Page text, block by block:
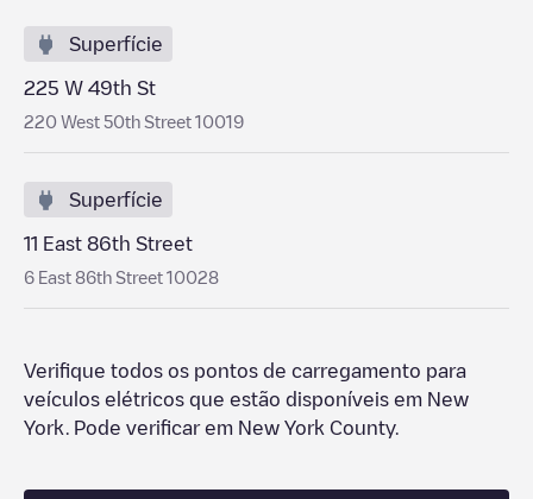
Superfície
225 W 49th St
220 West 50th Street 10019
Superfície
11 East 86th Street
6 East 86th Street 10028
Verifique todos os pontos de carregamento para
veículos elétricos que estão disponíveis em New
York
. Pode verificarem New York County.